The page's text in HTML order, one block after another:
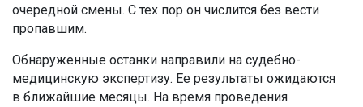
очередной смены. С тех пор он числится без вести
пропавшим.
Обнаруженные останки направили на судебно-
медицинскую экспертизу. Ее результаты ожидаются
в ближайшие месяцы. На время проведения